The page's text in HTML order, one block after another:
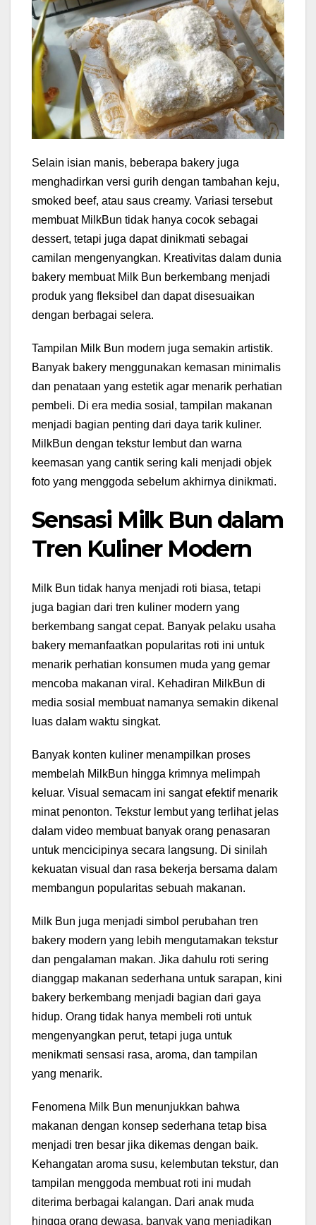
Selain isian manis, beberapa bakery juga
menghadirkan versi gurih dengan tambahan keju,
smoked beef, atau saus creamy. Variasi tersebut
membuat MilkBun tidak hanya cocok sebagai
dessert, tetapi juga dapat dinikmati sebagai
camilan mengenyangkan. Kreativitas dalam dunia
bakery membuat Milk Bun berkembang menjadi
produk yang fleksibel dan dapat disesuaikan
dengan berbagai selera.
Tampilan Milk Bun modern juga semakin artistik.
Banyak bakery menggunakan kemasan minimalis
dan penataan yang estetik agar menarik perhatian
pembeli. Di era media sosial, tampilan makanan
menjadi bagian penting dari daya tarik kuliner.
MilkBun dengan tekstur lembut dan warna
keemasan yang cantik sering kali menjadi objek
foto yang menggoda sebelum akhirnya dinikmati.
Sensasi Milk Bun dalam
Tren Kuliner Modern
Milk Bun tidak hanya menjadi roti biasa, tetapi
juga bagian dari tren kuliner modern yang
berkembang sangat cepat. Banyak pelaku usaha
bakery memanfaatkan popularitas roti ini untuk
menarik perhatian konsumen muda yang gemar
mencoba makanan viral. Kehadiran MilkBun di
media sosial membuat namanya semakin dikenal
luas dalam waktu singkat.
Banyak konten kuliner menampilkan proses
membelah MilkBun hingga krimnya melimpah
keluar. Visual semacam ini sangat efektif menarik
minat penonton. Tekstur lembut yang terlihat jelas
dalam video membuat banyak orang penasaran
untuk mencicipinya secara langsung. Di sinilah
kekuatan visual dan rasa bekerja bersama dalam
membangun popularitas sebuah makanan.
Milk Bun juga menjadi simbol perubahan tren
bakery modern yang lebih mengutamakan tekstur
dan pengalaman makan. Jika dahulu roti sering
dianggap makanan sederhana untuk sarapan, kini
bakery berkembang menjadi bagian dari gaya
hidup. Orang tidak hanya membeli roti untuk
mengenyangkan perut, tetapi juga untuk
menikmati sensasi rasa, aroma, dan tampilan
yang menarik.
Fenomena Milk Bun menunjukkan bahwa
makanan dengan konsep sederhana tetap bisa
menjadi tren besar jika dikemas dengan baik.
Kehangatan aroma susu, kelembutan tekstur, dan
tampilan menggoda membuat roti ini mudah
diterima berbagai kalangan. Dari anak muda
hingga orang dewasa, banyak yang menjadikan